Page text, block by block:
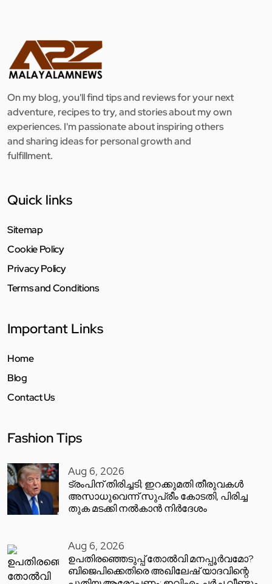
On my blog, you'll find tips and reviews for your next
adventure, recipes to try, and stories about my own
experiences. I'm passionate about inspiring others
and sharing ideas for personal growth and
fulfillment.
Quick links
Sitemap
Cookie Policy
Privacy Policy
Terms and Conditions
Important Links
Home
Blog
Contact Us
Fashion Tips
Aug 6, 2026
ട്രംപിന് തിരിച്ചടി; ഇറക്കുമതി തീരുവകൾ
അസാധുവെന്ന് സുപ്രീം കോടതി, പിരിച്ച
തുക മടക്കി നൽകാൻ നിർദേശം
Aug 6, 2026
ഉപതിരഞ്ഞെടുപ്പ് തോൽവി മനപ്പൂർവമോ?
ബിജെപിക്കെതിരെ അഖിലേഷ് യാദവിന്റെ